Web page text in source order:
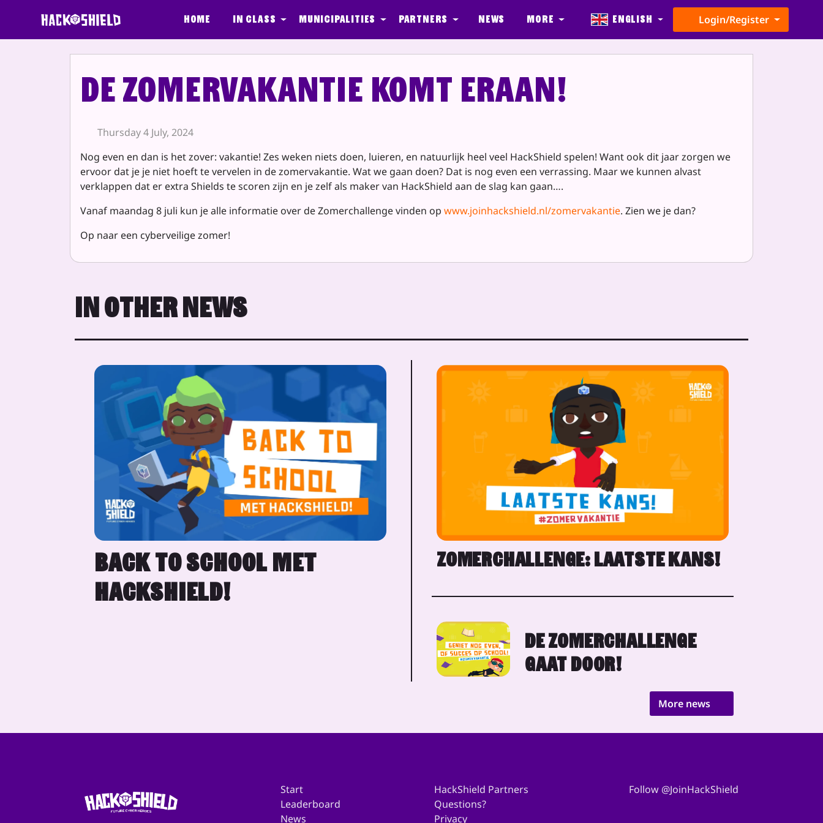
Home In class Municipalities Partners News More English Login/Register
De zomervakantie komt eraan!
Thursday 4 July, 2024
Nog even en dan is het zover: vakantie! Zes weken niets doen, luieren, en natuurlijk heel veel HackShield spelen! Want ook dit jaar zorgen we
ervoor dat je je niet hoeft te vervelen in de zomervakantie. Wat we gaan doen? Dat is nog even een verrassing. Maar we kunnen alvast
verklappen dat er extra Shields te scoren zijn en je zelf als maker van HackShield aan de slag kan gaan….
Vanaf maandag 8 juli kun je alle informatie over de Zomerchallenge vinden op www.joinhackshield.nl/zomervakantie. Zien we je dan?
Op naar een cyberveilige zomer!
IN OTHER NEWS
BACK TO SCHOOL MET
HACKSHIELD!
ZOMERCHALLENGE: LAATSTE KANS!
DE ZOMERCHALLENGE
GAAT DOOR!
More news
Start
Leaderboard
News
HackShield Partners
Questions?
Privacy
Follow @JoinHackShield